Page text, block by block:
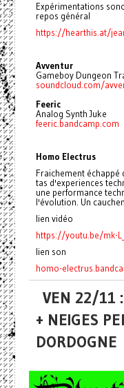
Expérimentations
repos général
https://hearthis.at/
Avventur
Gameboy Dungeon
soundcloud.com/
Feeric
Analog Synth Juke
feeric.bandcamp.com
Homo Electrus
Fraichement échappé
tas d'experiences
une performance
l'évolution. Un
lien vidéo
https://youtu.be/mk-
lien son
homo-
VEN 22/11
+ NEIGES
DORDOGNE